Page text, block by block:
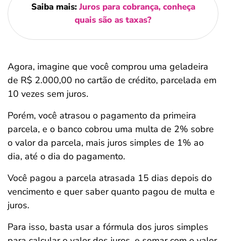
Saiba mais:Juros para cobrança, conheça
quais são as taxas?
Agora, imagine que você comprou uma geladeira
de R$ 2.000,00 no cartão de crédito, parcelada em
10 vezes sem juros.
Porém, você atrasou o pagamento da primeira
parcela, e o banco cobrou uma multa de 2% sobre
o valor da parcela, mais juros simples de 1% ao
dia, até o dia do pagamento.
Você pagou a parcela atrasada 15 dias depois do
vencimento e quer saber quanto pagou de multa e
juros.
Para isso, basta usar a fórmula dos juros simples